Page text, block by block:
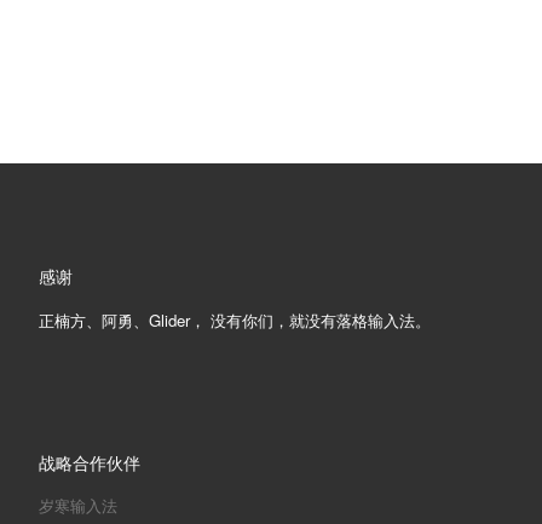
感谢
正楠方、阿勇、Glider， 没有你们，就没有落格输入法。
战略合作伙伴
岁寒输入法